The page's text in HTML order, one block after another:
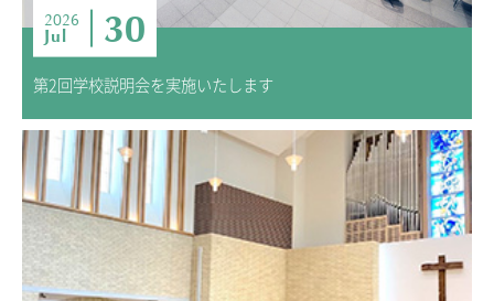
学校説明会
入試結果
入学金・学費等一覧
入試問題
学校案内
公開行事の紹介
編入学・転入学試験
よくあるご質問
INFORMATION
総合案内
2026
Jul 30
第2回学校説明会を実施いたします